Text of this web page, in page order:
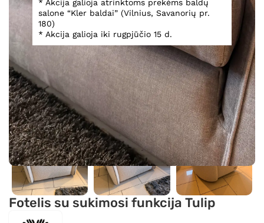
* Akcija galioja atrinktoms prekėms baldų
salone “Kler baldai” (Vilnius, Savanorių pr.
180)
* Akcija galioja iki rugpjūčio 15 d.
Spustelėkite, norėdami padidinti
Fotelis su sukimosi funkcija Tulip